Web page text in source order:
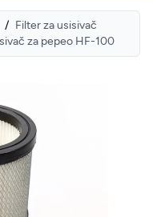
/ Filter za usisivač
za pepeo HF-100